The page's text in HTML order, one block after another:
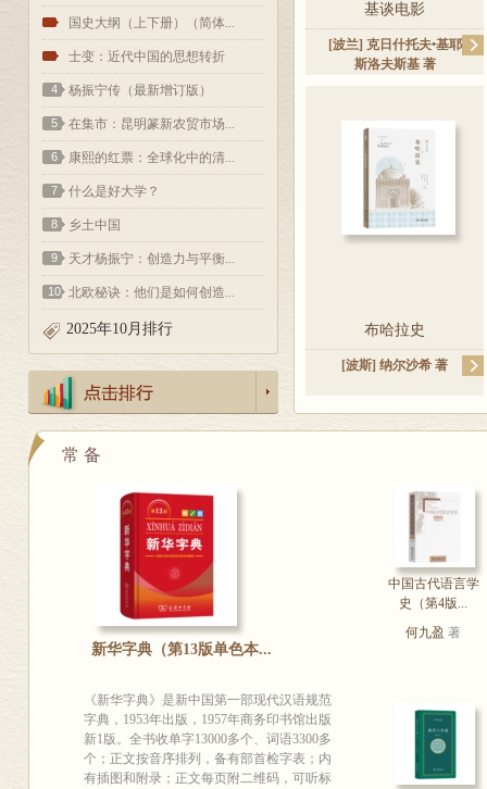
2 国史大纲（上下册）（简体...
3 士变：近代中国的思想转折
4 杨振宁传（最新增订版）
5 在集市：昆明篆新农贸市场...
6 康熙的红票：全球化中的清...
7 什么是好大学？
8 乡土中国
9 天才杨振宁：创造力与平衡...
10 北欧秘诀：他们是如何创造...
2025年10月排行
基谈电影
[波兰] 克日什托夫•基耶
斯洛夫斯基著
布哈拉史
[波斯] 纳尔沙希 著
常 备
新华字典（第13版单色本...
《新华字典》是新中国第一部现代汉语规范
字典，1953年出版，1957年商务印书馆出版
新1版。全书收单字13000多个、词语3300多
个；正文按音序排列，备有部首检字表；内
有插图和附录；正文每页附二维码，可听标
中国古代语言学
史（第4版...
何九盈 著